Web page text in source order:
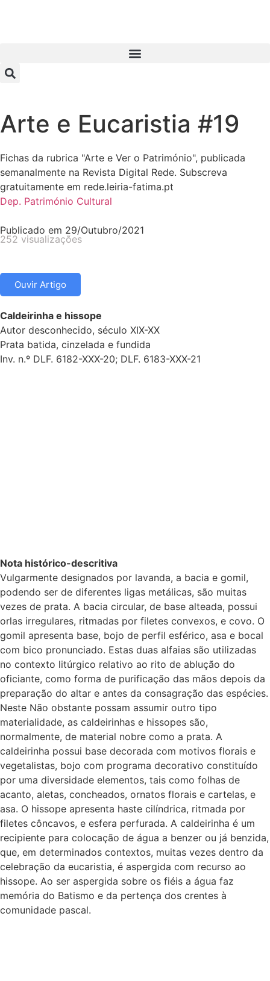
Arte e Eucaristia #19
Fichas da rubrica "Arte e Ver o Património", publicada
semanalmente na Revista Digital Rede. Subscreva
gratuitamente em rede.leiria-fatima.pt
Dep. Património Cultural
Publicado em 29/Outubro/2021
252 visualizações
Ouvir Artigo
Caldeirinha e hissope
Autor desconhecido, século XIX-XX
Prata batida, cinzelada e fundida
Inv. n.º DLF. 6182-XXX-20; DLF. 6183-XXX-21
Nota histórico-descritiva
Vulgarmente designados por lavanda, a bacia e gomil,
podendo ser de diferentes ligas metálicas, são muitas
vezes de prata. A bacia circular, de base alteada, possui
orlas irregulares, ritmadas por filetes convexos, e covo. O
gomil apresenta base, bojo de perfil esférico, asa e bocal
com bico pronunciado. Estas duas alfaias são utilizadas
no contexto litúrgico relativo ao rito de ablução do
oficiante, como forma de purificação das mãos depois da
preparação do altar e antes da consagração das espécies.
Neste Não obstante possam assumir outro tipo
materialidade, as caldeirinhas e hissopes são,
normalmente, de material nobre como a prata. A
caldeirinha possui base decorada com motivos florais e
vegetalistas, bojo com programa decorativo constituído
por uma diversidade elementos, tais como folhas de
acanto, aletas, concheados, ornatos florais e cartelas, e
asa. O hissope apresenta haste cilíndrica, ritmada por
filetes côncavos, e esfera perfurada. A caldeirinha é um
recipiente para colocação de água a benzer ou já benzida,
que, em determinados contextos, muitas vezes dentro da
celebração da eucaristia, é aspergida com recurso ao
hissope. Ao ser aspergida sobre os fiéis a água faz
memória do Batismo e da pertença dos crentes à
comunidade pascal.